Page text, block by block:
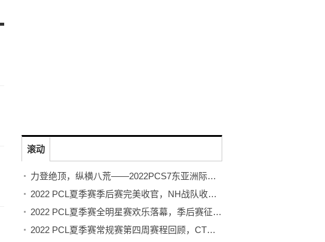
滚动
力登绝顶，纵横八荒——2022PCS7东亚洲际赛蓄势待发！
2022 PCL夏季赛季后赛完美收官，NH战队收获春夏双冠！
2022 PCL夏季赛全明星赛欢乐落幕，季后赛征程即将开启
2022 PCL夏季赛常规赛第四周赛程回顾，CTG战队勇冠三军二夺周冠